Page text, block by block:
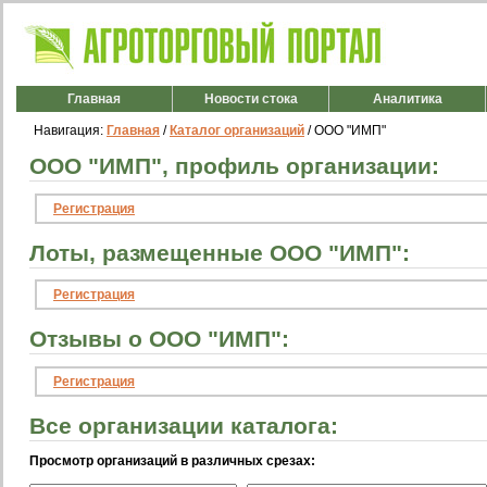
Главная Новости стока Аналитика
Навигация: Главная / Каталог организаций / ООО "ИМП"
ООО "ИМП", профиль организации:
Регистрация
Лоты, размещенные ООО "ИМП":
Регистрация
Отзывы о ООО "ИМП":
Регистрация
Все организации каталога:
Просмотр организаций в различных срезах: